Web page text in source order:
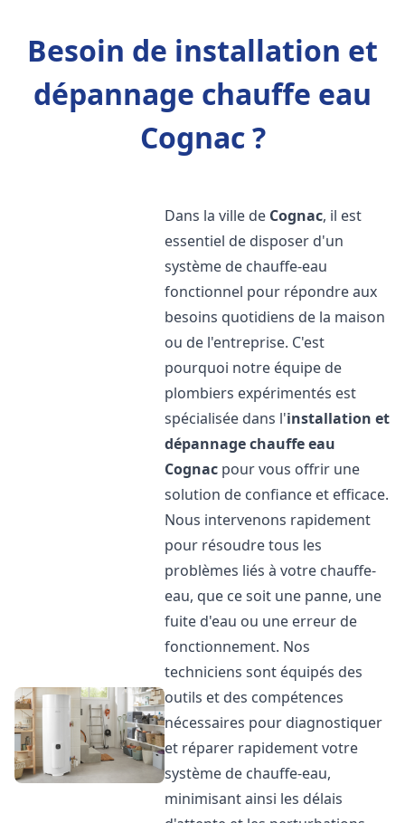
Besoin de installation et
dépannage chauffe eau
Cognac ?
Dans la ville de Cognac, il est
essentiel de disposer d'un
système de chauffe-eau
fonctionnel pour répondre aux
besoins quotidiens de la maison
ou de l'entreprise. C'est
pourquoi notre équipe de
plombiers expérimentés est
spécialisée dans l'installation et
dépannage chauffe eau
Cognac pour vous offrir une
solution de confiance et efficace.
Nous intervenons rapidement
pour résoudre tous les
problèmes liés à votre chauffe-
eau, que ce soit une panne, une
fuite d'eau ou une erreur de
fonctionnement. Nos
techniciens sont équipés des
outils et des compétences
nécessaires pour diagnostiquer
et réparer rapidement votre
système de chauffe-eau,
minimisant ainsi les délais